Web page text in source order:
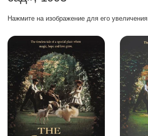
Нажмите на изображение для его увеличения